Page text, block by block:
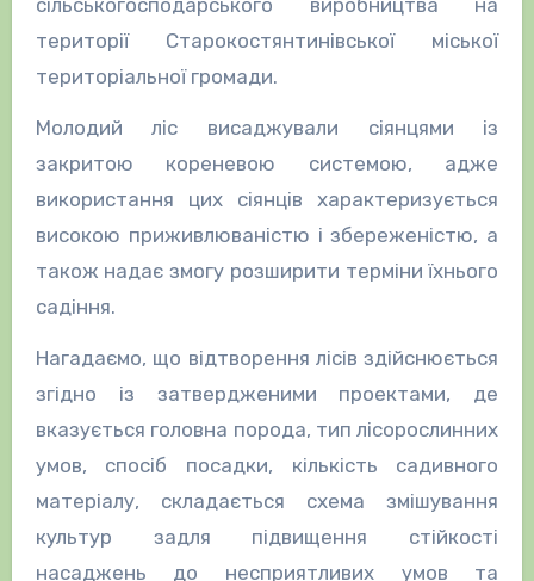
території Старокостянтинівської міської
територіальної громади.
Молодий ліс висаджували сіянцями із
закритою кореневою системою, адже
використання цих сіянців характеризується
високою приживлюваністю і збереженістю, а
також надає змогу розширити терміни їхнього
садіння.
Нагадаємо, що відтворення лісів здійснюється
згідно із затвердженими проектами, де
вказується головна порода, тип лісорослинних
умов, спосіб посадки, кількість садивного
матеріалу, складається схема змішування
культур задля підвищення стійкості
насаджень до несприятливих умов та